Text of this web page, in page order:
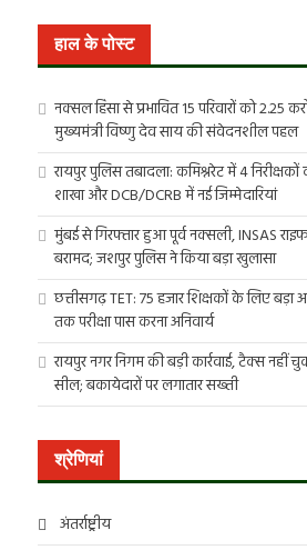
हाल के पोस्ट
नक्सल हिंसा से प्रभावित 15 परिवारों को 2.25
मुख्यमंत्री विष्णु देव साय की संवेदनशील पहल
रायपुर पुलिस तबादला: कमिश्नरेट में 4 निरीक्षकों
शाखा और DCB/DCRB में नई जिम्मेदारियां
मुंबई से गिरफ्तार हुआ पूर्व नक्सली, INSAS
बरामद; जशपुर पुलिस ने किया बड़ा खुलासा
छत्तीसगढ़ TET: 75 हजार शिक्षकों के लिए बड़ा
तक परीक्षा पास करना अनिवार्य
रायपुर नगर निगम की बड़ी कार्रवाई, टैक्स नहीं
सील; बकायेदारों पर लगातार सख्ती
श्रेणियां
अंतर्राष्ट्रीय